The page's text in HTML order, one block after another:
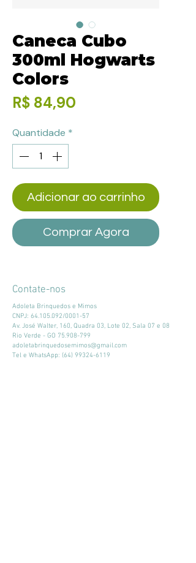
Caneca Cubo
300ml Hogwarts
Colors
R$ 84,90
Quantidade *
Adicionar ao carrinho
Comprar Agora
Contate-nos
Adoleta Brinquedos e Mimos
CNPJ: 64.105.092/0001-57
Av. José Walter, 160, Quadra 03, Lote 02, Sala 07 e 08
Rio Verde - GO 75.908-799
adoletabrinquedosemimos@gmail.com
Tel e WhatsApp: (64) 99324-6119